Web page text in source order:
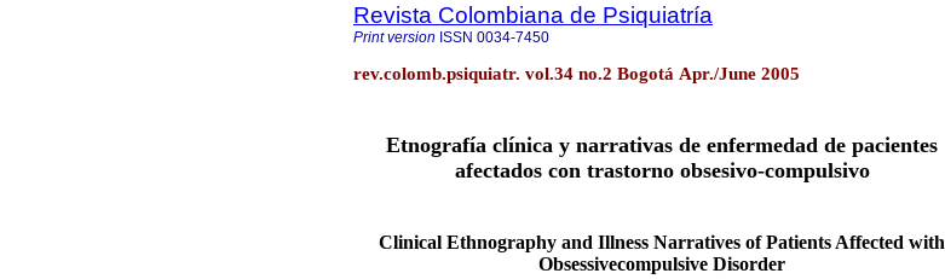
Revista Colombiana de Psiquiatría
Print version ISSN 0034-7450
rev.colomb.psiquiatr. vol.34 no.2 Bogotá Apr./June 2005
Etnografía clínica y narrativas de enfermedad de pacientes
afectados con trastorno obsesivo-compulsivo
Clinical Ethnography and Illness Narratives of Patients Affected with
Obsessivecompulsive Disorder